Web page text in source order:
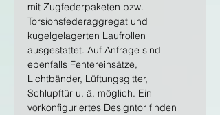
mit Zugfederpaketen bzw.
Torsionsfederaggregat und
kugelgelagerten Laufrollen
ausgestattet. Auf Anfrage sind
ebenfalls Fentereinsätze,
Lichtbänder, Lüftungsgitter,
Schlupftür u. ä. möglich. Ein
vorkonfiguriertes Designtor finden